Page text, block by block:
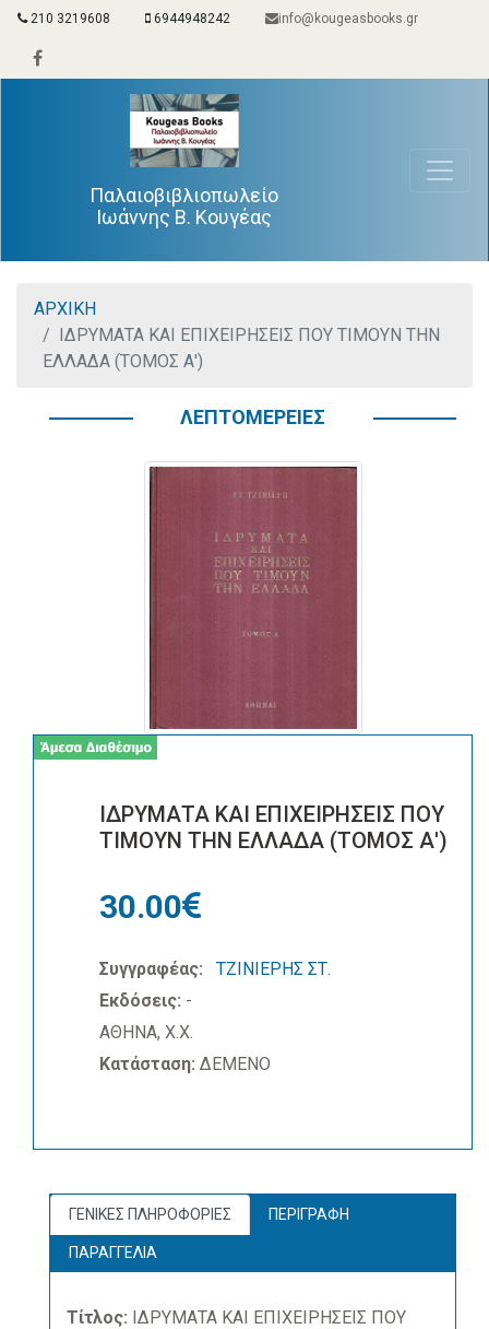
210 3219608 6944948242 info@kougeasbooks.gr
Παλαιοβιβλιοπωλείο
Ιωάννης Β. Κουγέας
ΑΡΧΙΚΗ
ΙΔΡΥΜΑΤΑ ΚΑΙ ΕΠΙΧΕΙΡΗΣΕΙΣ ΠΟΥ ΤΙΜΟΥΝ ΤΗΝ
ΕΛΛΑΔΑ (ΤΟΜΟΣ Α')
ΛΕΠΤΟΜΕΡΕΙΕΣ
ΙΔΡΥΜΑΤΑ ΚΑΙ ΕΠΙΧΕΙΡΗΣΕΙΣ ΠΟΥ
ΤΙΜΟΥΝ ΤΗΝ ΕΛΛΑΔΑ (ΤΟΜΟΣ Α')
30.00
Συγγραφέας:
ΤΖΙΝΙΕΡΗΣ ΣΤ.
Εκδόσεις: -
ΑΘΗΝΑ, Χ.Χ.
Κατάσταση: ΔΕΜΕΝΟ
ΓΕΝΙΚΕΣ ΠΛΗΡΟΦΟΡΙΕΣ ΠΕΡΙΓΡΑΦΗ
ΠΑΡΑΓΓΕΛΙΑ
Τίτλος: ΙΔΡΥΜΑΤΑ ΚΑΙ ΕΠΙΧΕΙΡΗΣΕΙΣ ΠΟΥ